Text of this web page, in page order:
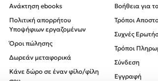
Ανάκτηση ebooks
Πολιτική απορρήτου
Υποψήφιων εργαζομένων
Όροι πώλησης
Δωρεάν μεταφορικά
Κάνε δώρο σε έναν φίλο/φίλη
Βοήθεια για
Τρόποι
Συχνές
Τρόποι
Σύνδεση
Εγγραφή